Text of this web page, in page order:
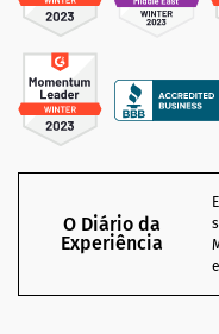
O Diário da
Experiência